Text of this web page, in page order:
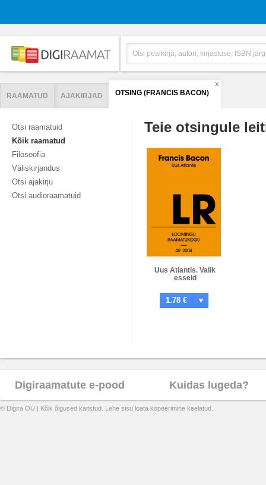
RAAMATUD AJAKIRJAD OTSING (FRANCIS BACON)
X
Otsi raamatuid
Kõik raamatud
Filosoofia
Väliskirjandus
Otsi ajakirju
Otsi audioraamatuid
Teie otsingule
Uus Atlantis. Valik
esseid
1.78 €
Digiraamatute e-pood Kuidas lugeda?
© Digira OÜ | Kõik õigused kaitstud. Lehe sisu loata kopeerimine keelatud.